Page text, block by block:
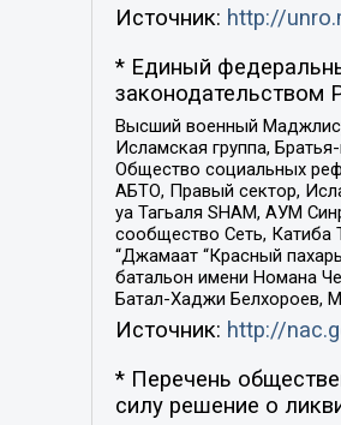
Источник: http://
* Единый
законодательством
Высший военный
Исламская группа,
Общество социальных
АБТО, Правый сектор,
уа Тагьаля SHAM, АУМ
сообщество Сеть, Катиба
“Джамаат “Красный
батальон имени Номана
Батал-Хаджи Белхороев,
Источник: http://
* Перечень
силу решение о